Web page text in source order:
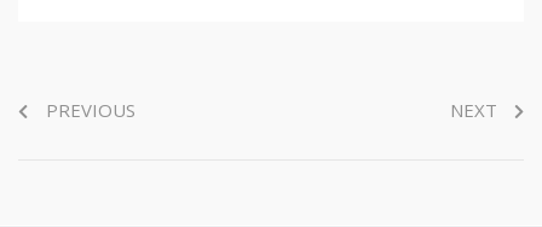
PREVIOUS NEXT